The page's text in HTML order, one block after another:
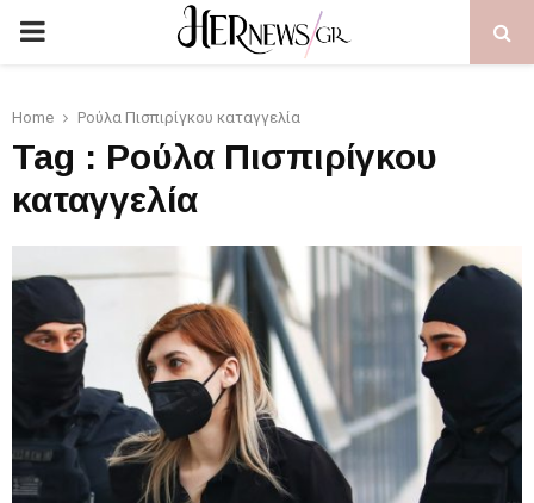
PRIMARY
Home Ρούλα Πισπιρίγκου καταγγελία
Tag : Ρούλα Πισπιρίγκου
καταγγελία